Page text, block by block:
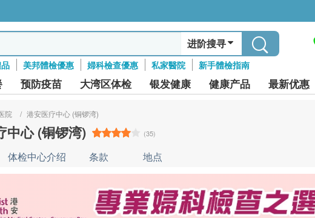
进阶搜寻
美邦體檢優惠 婦科檢查優惠 私家醫院 新手體檢指南
预防疫苗 大湾区体检 银发健康 健康产品 最新优惠
院 / 港安医疗中心 (铜锣湾)
中心 (铜锣湾) (35)
体检中心介绍 条款 地点